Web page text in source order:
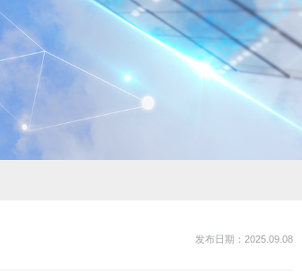
发布日期：2025.09.08